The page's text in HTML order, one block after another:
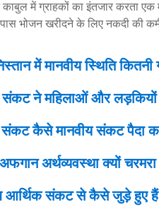
में ग्राहकों का इंतजार करता
भोजन खरीदने के लिए नकदी की
में मानवीय स्थिति कितनी
संकट ने महिलाओं और लड़कियों
कैसे मानवीय संकट पैदा
अर्थव्यवस्था क्यों चरमरा
आर्थिक संकट से कैसे जुड़े हुए